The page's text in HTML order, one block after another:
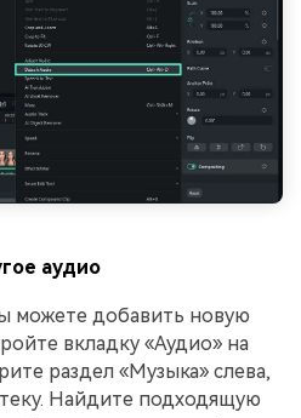
аудио
можете добавить новую
вкладку «Аудио» на
раздел «Музыка» слева,
Найдите подходящую